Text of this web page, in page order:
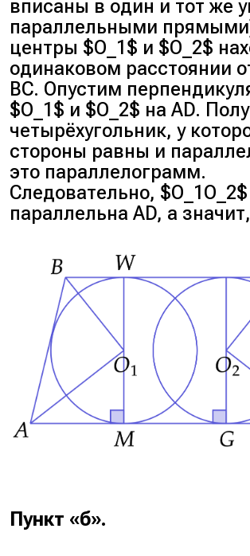
вписаны в один и тот же
параллельными
центры $O_1$ и $O_2$
одинаковом расстоянии
BC. Опустим
$O_1$ и $O_2$ на AD.
четырёхугольник, у
стороны равны и
это параллелограмм.
Следовательно, $O_1O_2$
параллельна AD, а
Пункт «б».